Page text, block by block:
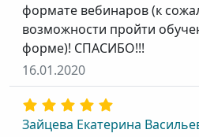
формате вебинаров (к
возможности пройти
форме)! СПАСИБО!!!
16.01.2020
Зайцева Екатерина